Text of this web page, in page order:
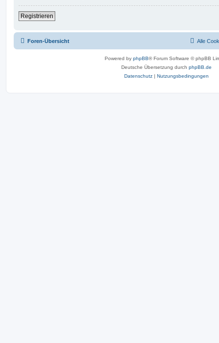
Registrieren
Foren-Übersicht Alle
Powered by phpBB® Forum Software © phpBB
Deutsche Übersetzung durch phpBB.de
Datenschutz | Nutzungsbedingungen